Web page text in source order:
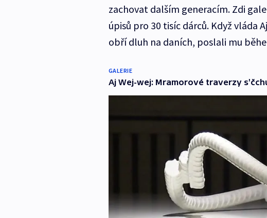
zachovat dalším generacím. Zdi
úpisů pro 30 tisíc dárců. Když vláda
obří dluh na daních, poslali mu
GALERIE
Aj Wej-wej: Mramorové traverzy